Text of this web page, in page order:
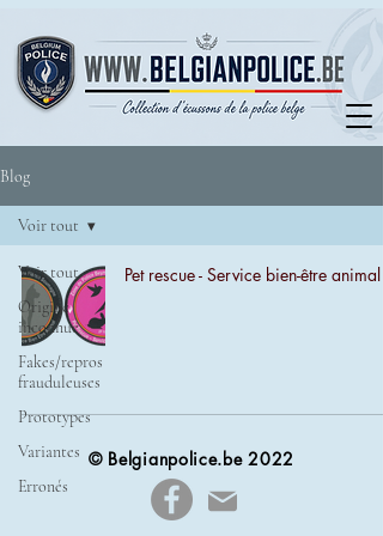
Blog
Voir tout
Origine
inconnue
Fakes/repros
frauduleuses
Prototypes
Variantes
Erronés
Voir tout
Pet rescue - Service bien-être animal
© Belgianpolice.be 2022